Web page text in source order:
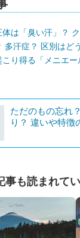
体は「臭い汗」？
多汗症？ 区別はど
り得る「メニエー
ただのもの忘れ
り？ 違いや特徴
事も読まれて